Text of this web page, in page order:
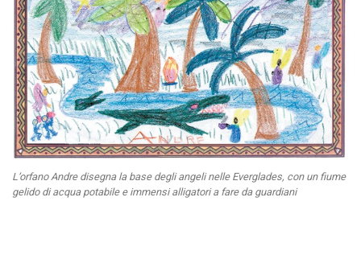
L’orfano Andre disegna la base degli angeli nelle Everglades, con un fiume
gelido di acqua potabile e immensi alligatori a fare da guardiani